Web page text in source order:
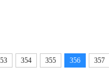
354 355 356 357